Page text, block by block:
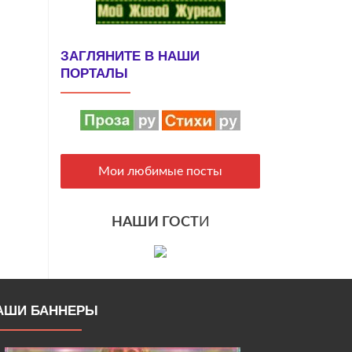
ЗАГЛЯНИТЕ В НАШИ
ПОРТАЛЫ
Мои любимые посты
НАШИ ГОСТИ
БАННЕРЫ